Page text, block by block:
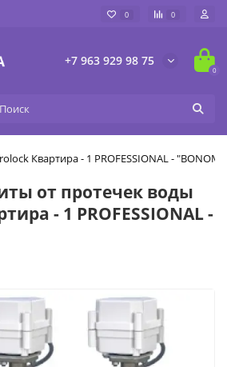
0 0
+7 963 929 98 75
0
Квартира - 1 PROFESSIONAL - "BONOMI"
от протечек воды
- 1 PROFESSIONAL -